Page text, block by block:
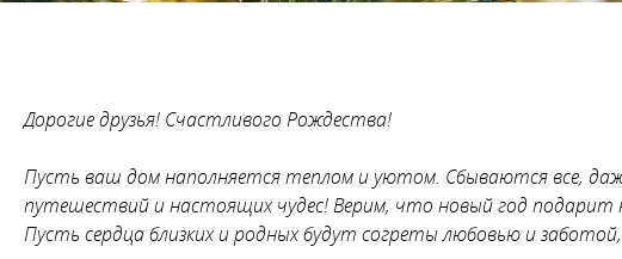
Дорогие друзья! Счастливого Рождества!
Пусть ваш дом наполняется теплом и уютом. Сбываются все,
путешествий и настоящих чудес! Верим, что новый год
Пусть сердца близких и родных будут согреты любовью и